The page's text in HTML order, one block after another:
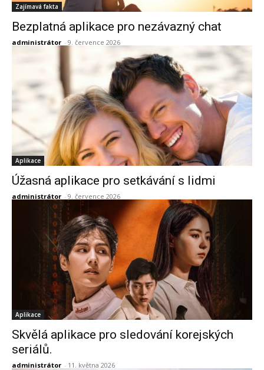
Zajímavá fakta
Bezplatná aplikace pro nezávazný chat
administrátor - 9. července 2026
Aplikace
Úžasná aplikace pro setkávání s lidmi
administrátor - 9. července 2026
Aplikace
Skvělá aplikace pro sledování korejských
seriálů.
administrátor - 11. května 2026